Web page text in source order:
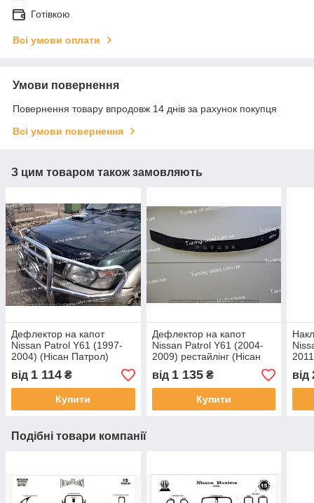
Готівкою
Всі умови оплати
Умови повернення
Повернення товару впродовж 14 днів за рахунок покупця
Всі умови повернення
З цим товаром також замовляють
Дефлектор на капот
Nissan Patrol Y61 (1997-
2004) (Нісан Патрол)
від 1 114 ₴
Купити
Дефлектор на капот
Nissan Patrol Y61 (2004-
2009) рестайлінг (Нісан
Патрол)
від 1 135₴
Купити
від
Подібні товари компанії